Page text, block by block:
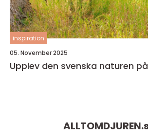
inspiration
05. November 2025
Upplev den svenska naturen
ALLTOMDJUREN.